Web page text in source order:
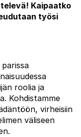
Kaipaatko
työsi
roolia ja
Kohdistamme
virheisiin
väliseen